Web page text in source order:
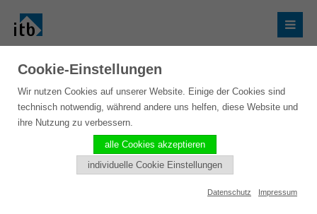
Cookie-Einstellungen
Wir nutzen Cookies auf unserer Website. Einige der Cookies sind
technisch notwendig, während andere uns helfen, diese Website und
ihre Nutzung zu verbessern.
alle Cookies akzeptieren
individuelle Cookie Einstellungen
Datenschutz Impressum